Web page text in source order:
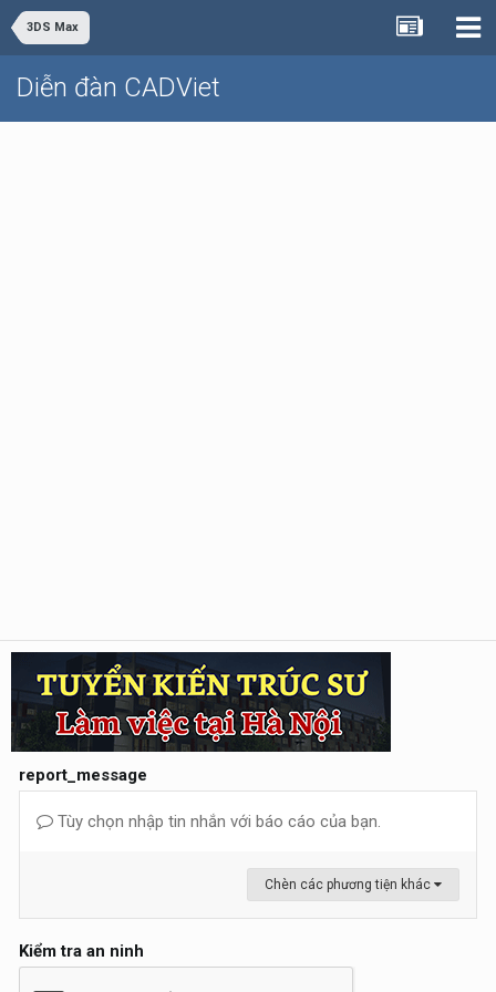
3DS Max
Diễn đàn CADViet
report_message
Tùy chọn nhập tin nhắn với báo cáo của bạn.
Chèn các phương tiện khác
Kiểm tra an ninh